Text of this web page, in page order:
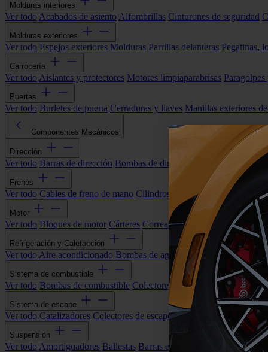
Molduras interiores
Ver todo Acabados de asiento Alfombrillas Cinturones de seguridad
Molduras exteriores
Ver todo Espejos exteriores Molduras Parrillas delanteras Pegatinas,
Carrocería
Ver todo Aislantes y protectores Motores limpiaparabrisas
Puertas
Ver todo Burletes de puerta Cerraduras y llaves Manillas exteriores
Componentes Mecánicos
Dirección
Ver todo Barras de dirección Bombas de dirección asistida
Frenos
Ver todo Cables de freno de mano Cilindros de freno Componentes
Motor
Ver todo Bloques de motor Cárteres Correas alternador Correas y
Refrigeración y Calefacción
Ver todo Aire acondicionado Bombas de agua Electroventiladores
Sistema de combustible
Ver todo Bombas de combustible Colectores de admisión Filtros de
Sistema de escape
Ver todo Catalizadores Colectores de escape Filtros de partículas
Suspensión
Ver todo Amortiguadores Ballestas Barras estabilizadoras Bieletas y